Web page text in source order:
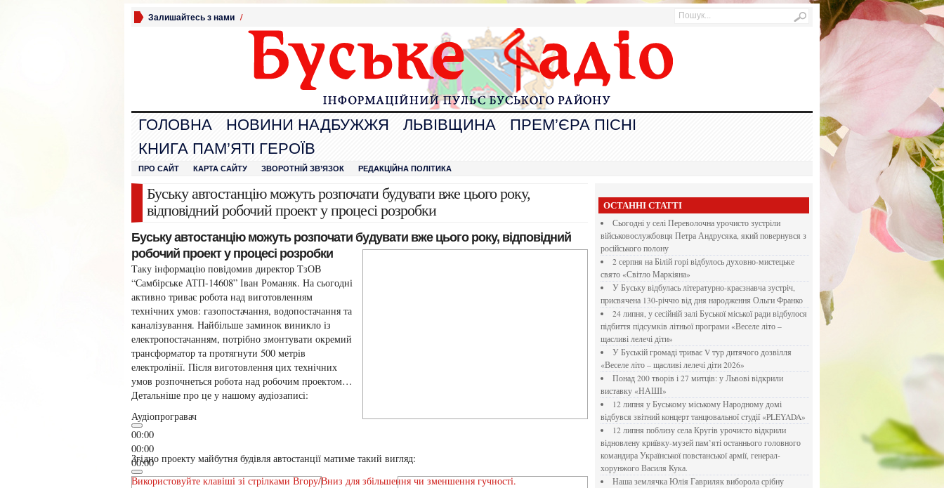
Залишайтесь з нами /
ГОЛОВНА НОВИНИ НАДБУЖЖЯ ЛЬВІВЩИНА
ПРЕМ’ЄРА ПІСНІ
КНИГА ПАМ’ЯТІ ГЕРОЇВ
ПРО САЙТ КАРТА САЙТУ ЗВОРОТНІЙ ЗВ’ЯЗОК РЕДАКЦІЙНА ПОЛІТИКА
Буську автостанцію можуть розпочати будувати вже цього року,
відповідний робочий проект у процесі розробки
Буську автостанцію можуть розпочати будувати вже цього року, відповідний
робочий проект у процесі розробки
Таку інформацію повідомив директор ТзОВ
“Самбірське АТП-14608” Іван Романяк. На сьогодні
активно триває робота над виготовленням
технічних умов: газопостачання, водопостачання та
каналізування. Найбільше заминок виникло із
електропостачанням, потрібно змонтувати окремий
трансформатор та протягнути 500 метрів
електролінії. Після виготовлення цих технічних
умов розпочнеться робота над робочим проектом…
Детальніше про це у нашому аудіозаписі:
Аудіопрогравач
00:00
00:00
00:00
Використовуйте клавіші зі стрілками Вгору/Вниз для збільшення чи зменшення гучності.
Згідно проекту майбутня будівля автостанції матиме такий вигляд:
ОСТАННІ СТАТТІ
Сьогодні у селі Переволочна урочисто зустріли
військовослужбовця Петра Андрусяка, який повернувся з
російського полону
2 серпня на Білій горі відбулось духовно-мистецьке
свято «Світло Маркіяна»
У Буську відбулась літературно-краєзнавча зустріч,
присвячена 130-річчю від дня народження Ольги Франко
24 липня, у сесійній залі Буської міської ради відбулося
підбиття підсумків літньої програми «Веселе літо –
щасливі лелечі діти»
У Буській громаді триває V тур дитячого дозвілля
«Веселе літо – щасливі лелечі діти 2026»
Понад 200 творів і 27 митців: у Львові відкрили
виставку «НАШІ»
12 липня у Буському міському Народному домі
відбувся звітний концерт танцювальної студії «PLEYADA»
12 липня поблизу села Кругів урочисто відкрили
відновлену криївку-музей пам’яті останнього головного
командира Української повстанської армії, генерал-
хорунжого Василя Кука.
Наша землячка Юлія Гавриляк виборола срібну